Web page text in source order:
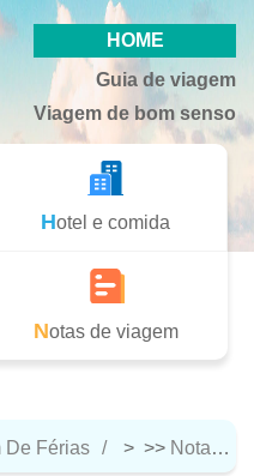
HOME
Guia de viagem
Viagem de bom senso
Hotel e comida
Notas de viagem
De Férias > >> Notas De Viagem